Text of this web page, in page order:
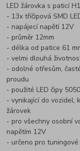
LED žárovka s paticí
- 13x tříčipová SMD
- napájecí napětí 12V
- průměr 12mm
- délka od patice 61
- velmi dlouhá
- odolné otřesům,
proudu
- použité LED čipy
- vynikající do vozidel,
žárovek
- pro všechny osobní
napětím 12V
- určeno pro